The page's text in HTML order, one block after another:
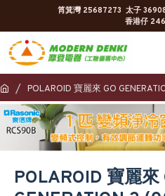
筲箕灣 25687273 太子
香港仔
POLAROID 寶麗來 GO
POLAROID 寶麗來